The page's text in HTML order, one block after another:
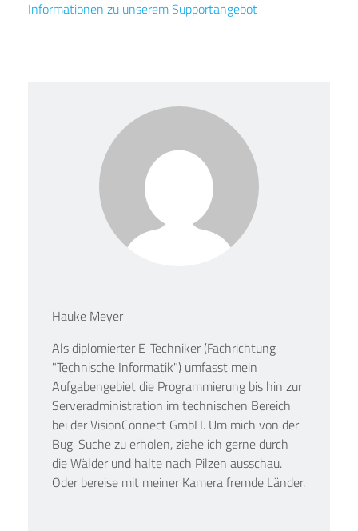
Informationen zu unserem Supportangebot
Hauke Meyer
Als diplomierter E-Techniker (Fachrichtung
"Technische Informatik") umfasst mein
Aufgabengebiet die Programmierung bis hin zur
Serveradministration im technischen Bereich
bei der VisionConnect GmbH. Um mich von der
Bug-Suche zu erholen, ziehe ich gerne durch
die Wälder und halte nach Pilzen ausschau.
Oder bereise mit meiner Kamera fremde Länder.